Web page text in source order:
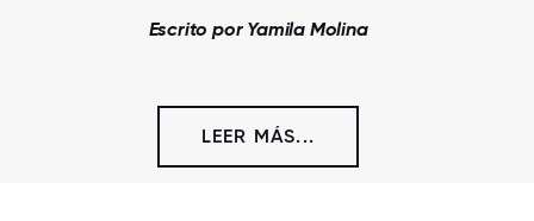
Escrito por Yamila Molina
LEER MÁS...